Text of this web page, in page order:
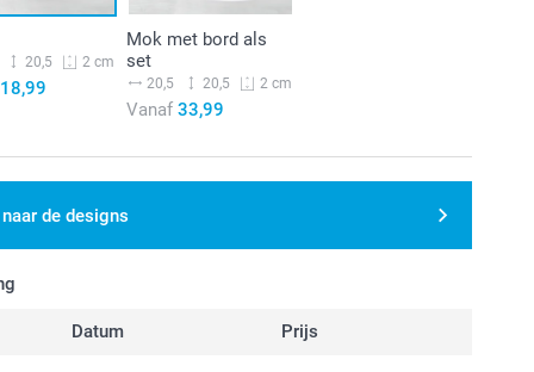
20,5 2 cm
Mok met bord als
set
20,5 20,5 2 cm
Vanaf 33,99
naar de designs
Datum Prijs